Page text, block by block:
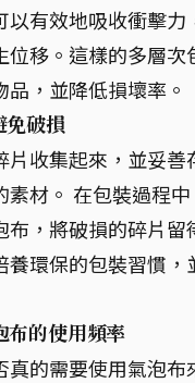
以有效地吸收衝擊力
位移。這樣的多層次
，並降低損壞率。
免破損
片收集起來，並妥善
素材。 在包裝過程
，將破損的碎片留
養環保的包裝習慣，
布的使用頻率
真的需要使用氣泡布